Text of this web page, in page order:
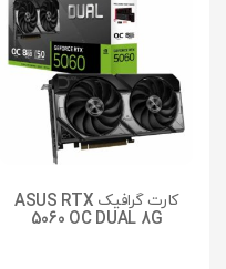
کارت گرافیک ASUS RTX
5060 OC DUAL 8G